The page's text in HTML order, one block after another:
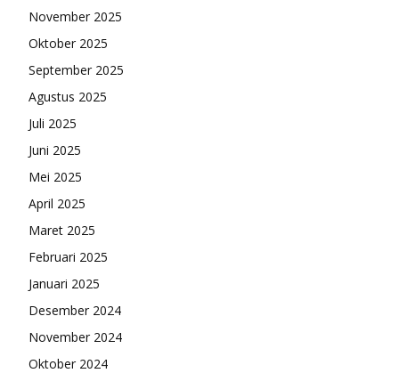
November 2025
Oktober 2025
September 2025
Agustus 2025
Juli 2025
Juni 2025
Mei 2025
April 2025
Maret 2025
Februari 2025
Januari 2025
Desember 2024
November 2024
Oktober 2024